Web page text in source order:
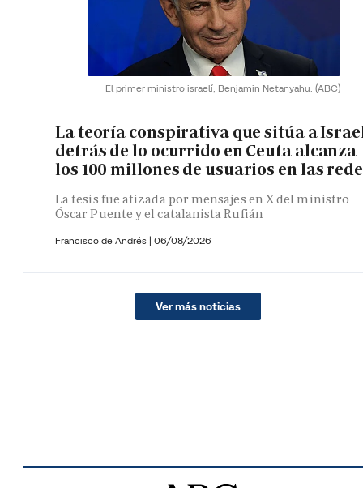
El primer ministro israelí, Benjamin Netanyahu. (ABC)
La teoría conspirativa que sitúa a
detrás de lo ocurrido en Ceuta alcanza
los 100 millones de usuarios en las
La tesis fue atizada por mensajes en X del ministro
Óscar Puente y el catalanista Rufián
Francisco de Andrés | 06/08/2026
Ver más noticias